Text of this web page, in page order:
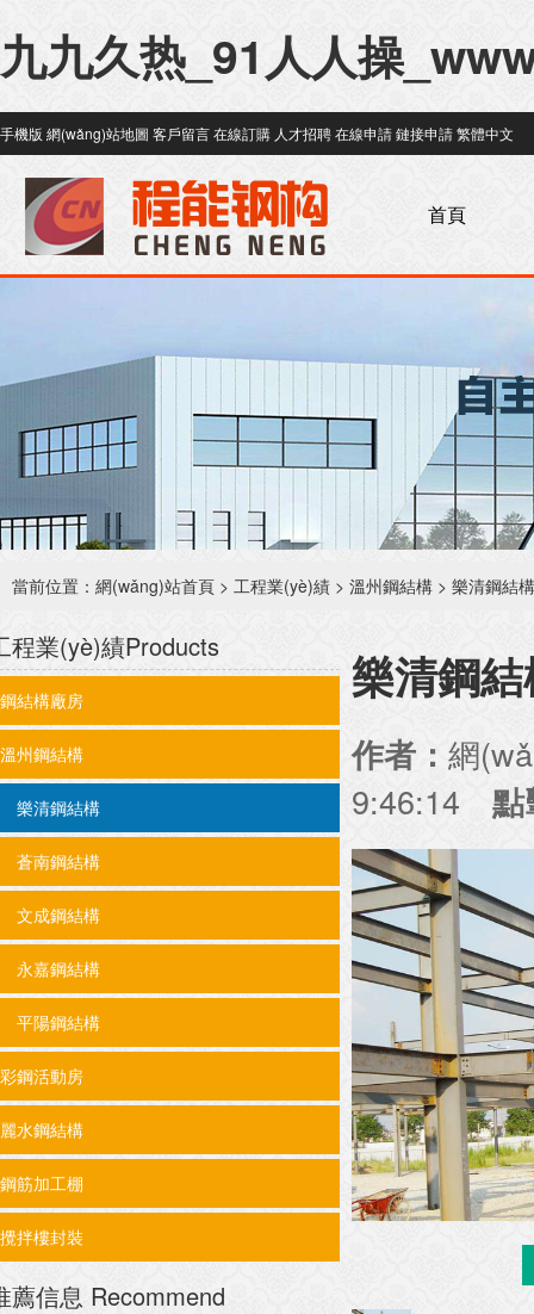
九九久热_91人人操
手機版 網(wǎng)站地圖 客戶留言在線訂購 人才招聘在線申請鏈接申請繁體中文
首頁
當前位置： 網(wǎng)站首頁 > 工程業(yè)績 > 溫州鋼結構 > 樂清鋼結構
程業(yè)績Products
鋼結構廠房
溫州鋼結構
樂清鋼結構
蒼南鋼結構
文成鋼結構
永嘉鋼結構
平陽鋼結構
彩鋼活動房
麗水鋼結構
鋼筋加工棚
攪拌樓封裝
薦信息 Recommend
樂清鋼
作者： 網
9:46:14 點